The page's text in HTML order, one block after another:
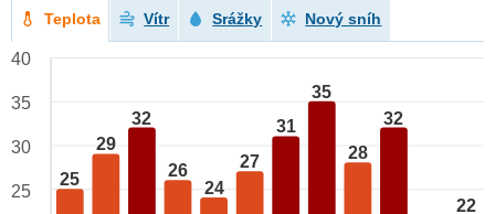
Teplota Vítr Srážky Nový sníh
25
29
32
26
24
27
31
35
28
32
22
40
35
30
25